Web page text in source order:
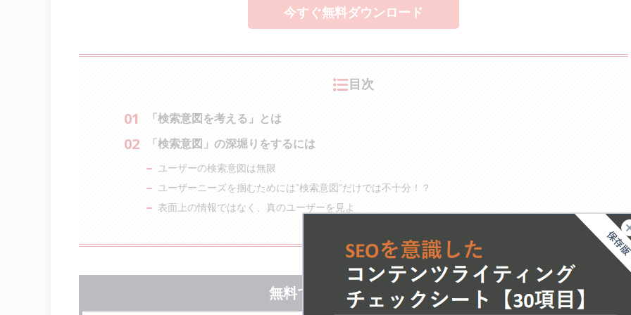
今すぐ無料ダウンロード
目次
「検索意図を考える」とは
「検索意図」の深堀りをするには
ユーザーの検索意図は無限
ユーザーニーズを掴むためには”検索意図”だけでは不十分！？
表面上の情報ではなく、真のユーザーを見よ
無料で資料をダウンロード